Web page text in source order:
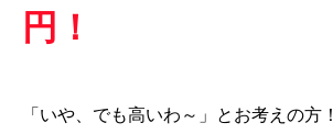
円！
「いや、でも高いわ～」とお考えの方！